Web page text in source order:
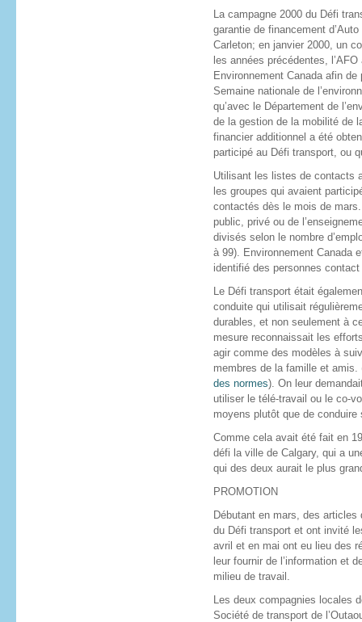
La campagne 2000 du Défi
garantie de financement
Carleton; en janvier 2000, un
les années précédentes,
Environnement Canada afin
Semaine nationale de
qu’avec le Département de
de la gestion de la mobilité de
financier additionnel a été
participé au Défi transport, ou
Utilisant les listes de contacts
les groupes qui avaient
contactés dès le mois de
public, privé ou de
divisés selon le nombre
à 99). Environnement Canada
identifié des personnes
Le Défi transport était
conduite qui utilisait
durables, et non seulement à
mesure reconnaissait les
agir comme des modèles à
membres de la famille et amis.
des normes). On leur
utiliser le télé-travail ou le co-
moyens plutôt que de conduire
Comme cela avait été fait en
défi la ville de Calgary, qui a
qui des deux aurait le plus
PROMOTION
Débutant en mars, des
du Défi transport et ont invité
avril et en mai ont eu lieu des
leur fournir de l’information et
milieu de travail.
Les deux compagnies locales
Société de transport de